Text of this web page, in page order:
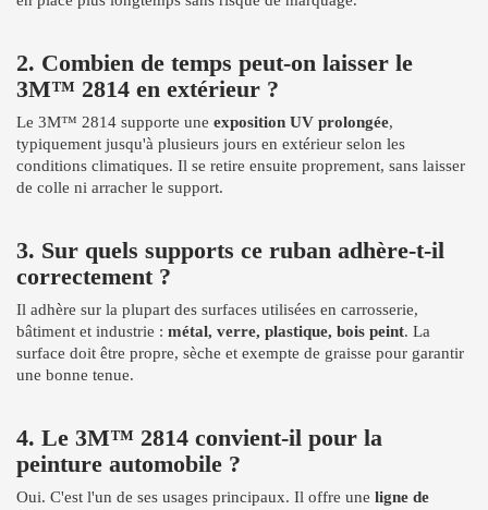
2. Combien de temps peut-on laisser le
3M™ 2814 en extérieur ?
Le 3M™ 2814 supporte une exposition UV prolongée,
typiquement jusqu'à plusieurs jours en extérieur selon les
conditions climatiques. Il se retire ensuite proprement, sans laisser
de colle ni arracher le support.
3. Sur quels supports ce ruban adhère-t-il
correctement ?
Il adhère sur la plupart des surfaces utilisées en carrosserie,
bâtiment et industrie : métal, verre, plastique, bois peint. La
surface doit être propre, sèche et exempte de graisse pour garantir
une bonne tenue.
4. Le 3M™ 2814 convient-il pour la
peinture automobile ?
Oui. C'est l'un de ses usages principaux. Il offre une ligne de